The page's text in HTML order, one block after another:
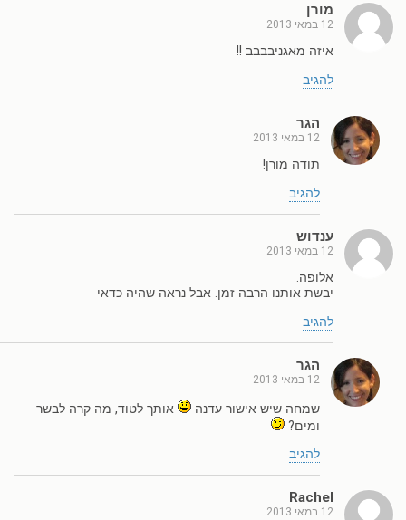
מורן
12 במאי 2013
איזה מאגניבבבב !!
להגיב
הגר
12 במאי 2013
תודה מורן!
להגיב
ענדוש
12 במאי 2013
אלופה.
יבשת אותנו הרבה זמן. אבל נראה שהיה כדאי
להגיב
הגר
12 במאי 2013
שמחה שיש אישור עדנה
אותך לטוד, מה קרה לבשר
ומים?
להגיב
Rachel
12 במאי 2013